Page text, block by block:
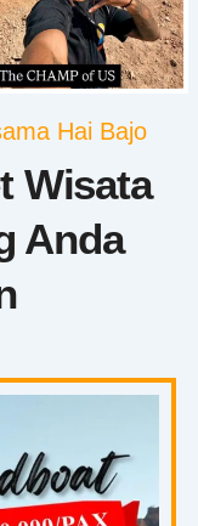
Hai Bajo
Wisata
Anda